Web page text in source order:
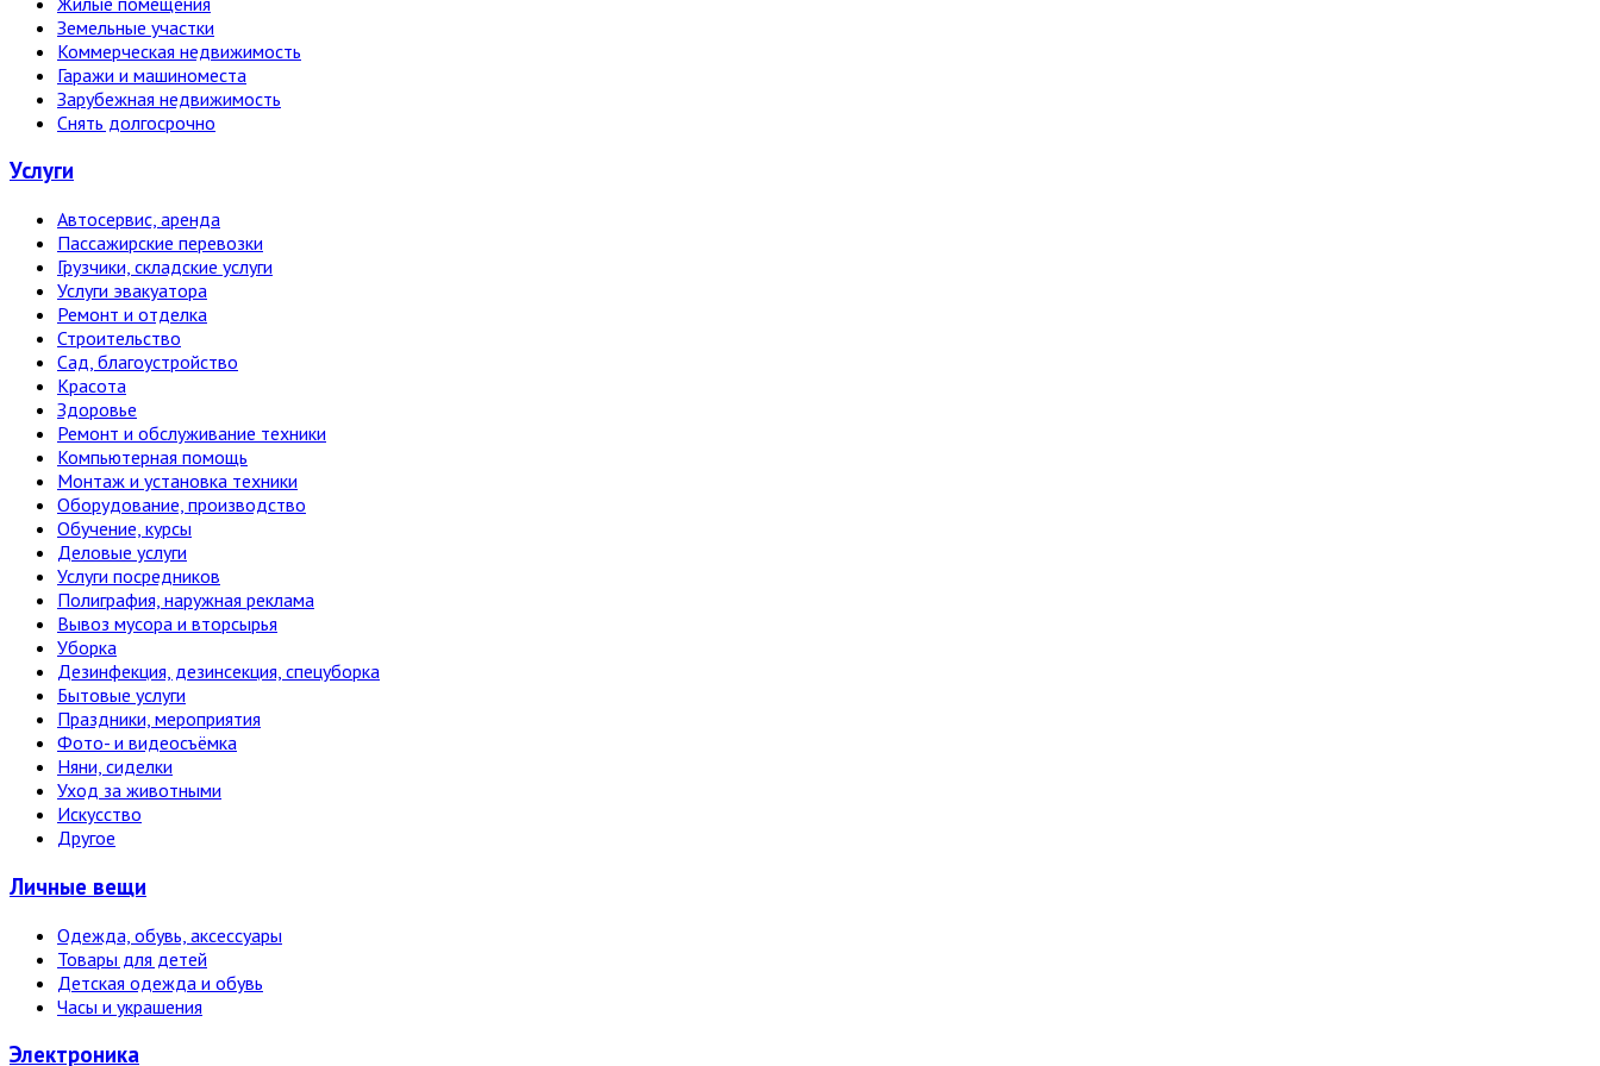
Земельные участки
Коммерческая недвижимость
Гаражи и машиноместа
Зарубежная недвижимость
Снять долгосрочно
Услуги
Автосервис, аренда
Пассажирские перевозки
Грузчики, складские услуги
Услуги эвакуатора
Ремонт и отделка
Строительство
Сад, благоустройство
Красота
Здоровье
Ремонт и обслуживание техники
Компьютерная помощь
Монтаж и установка техники
Оборудование, производство
Обучение, курсы
Деловые услуги
Услуги посредников
Полиграфия, наружная реклама
Вывоз мусора и вторсырья
Уборка
Дезинфекция, дезинсекция, спецуборка
Бытовые услуги
Праздники, мероприятия
Фото- и видеосъёмка
Няни, сиделки
Уход за животными
Искусство
Другое
Личные вещи
Одежда, обувь, аксессуары
Товары для детей
Детская одежда и обувь
Часы и украшения
Электро­ника